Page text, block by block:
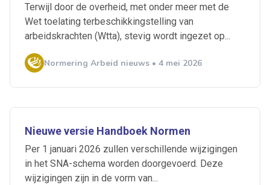
Terwijl door de overheid, met onder meer met de
Wet toelating terbeschikkingstelling van
arbeidskrachten (Wtta), stevig wordt ingezet op...
Normering Arbeid nieuws • 4 mei 2026
Nieuwe versie Handboek Normen
Per 1 januari 2026 zullen verschillende wijzigingen
in het SNA-schema worden doorgevoerd. Deze
wijzigingen zijn in de vorm van...
Ontvang vacatures direct in
je mailbox